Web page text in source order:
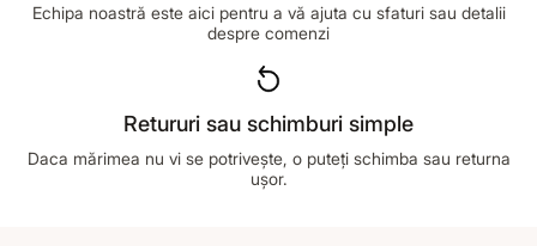
Echipa noastră este aici pentru a vă ajuta cu sfaturi sau detalii
despre comenzi
Retururi sau schimburi simple
Daca mărimea nu vi se potrivește, o puteți schimba sau returna
ușor.